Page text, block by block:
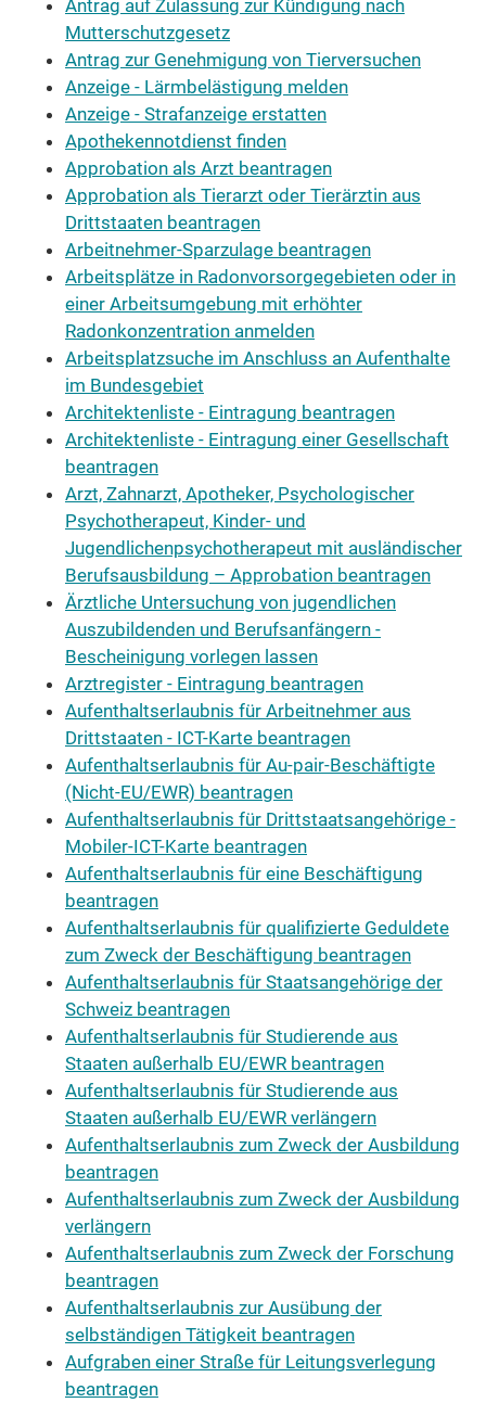
Antrag auf Zulassung zur Kündigung nach
Mutterschutzgesetz
Antrag zur Genehmigung von Tierversuchen
Anzeige - Lärmbelästigung melden
Anzeige - Strafanzeige erstatten
Apothekennotdienst finden
Approbation als Arzt beantragen
Approbation als Tierarzt oder Tierärztin aus
Drittstaaten beantragen
Arbeitnehmer-Sparzulage beantragen
Arbeitsplätze in Radonvorsorgegebieten oder in
einer Arbeitsumgebung mit erhöhter
Radonkonzentration anmelden
Arbeitsplatzsuche im Anschluss an Aufenthalte
im Bundesgebiet
Architektenliste - Eintragung beantragen
Architektenliste - Eintragung einer Gesellschaft
beantragen
Arzt, Zahnarzt, Apotheker, Psychologischer
Psychotherapeut, Kinder- und
Jugendlichenpsychotherapeut mit ausländischer
Berufsausbildung – Approbation beantragen
Ärztliche Untersuchung von jugendlichen
Auszubildenden und Berufsanfängern -
Bescheinigung vorlegen lassen
Arztregister - Eintragung beantragen
Aufenthaltserlaubnis für Arbeitnehmer aus
Drittstaaten - ICT-Karte beantragen
Aufenthaltserlaubnis für Au-pair-Beschäftigte
(Nicht-EU/EWR) beantragen
Aufenthaltserlaubnis für Drittstaatsangehörige -
Mobiler-ICT-Karte beantragen
Aufenthaltserlaubnis für eine Beschäftigung
beantragen
Aufenthaltserlaubnis für qualifizierte Geduldete
zum Zweck der Beschäftigung beantragen
Aufenthaltserlaubnis für Staatsangehörige der
Schweiz beantragen
Aufenthaltserlaubnis für Studierende aus
Staaten außerhalb EU/EWR beantragen
Aufenthaltserlaubnis für Studierende aus
Staaten außerhalb EU/EWR verlängern
Aufenthaltserlaubnis zum Zweck der Ausbildung
beantragen
Aufenthaltserlaubnis zum Zweck der Ausbildung
verlängern
Aufenthaltserlaubnis zum Zweck der Forschung
beantragen
Aufenthaltserlaubnis zur Ausübung der
selbständigen Tätigkeit beantragen
Aufgraben einer Straße für Leitungsverlegung
beantragen